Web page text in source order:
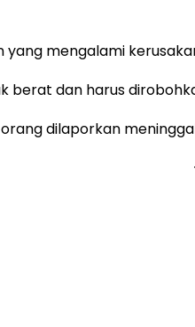
mengalami
berat dan harus
dilaporkan